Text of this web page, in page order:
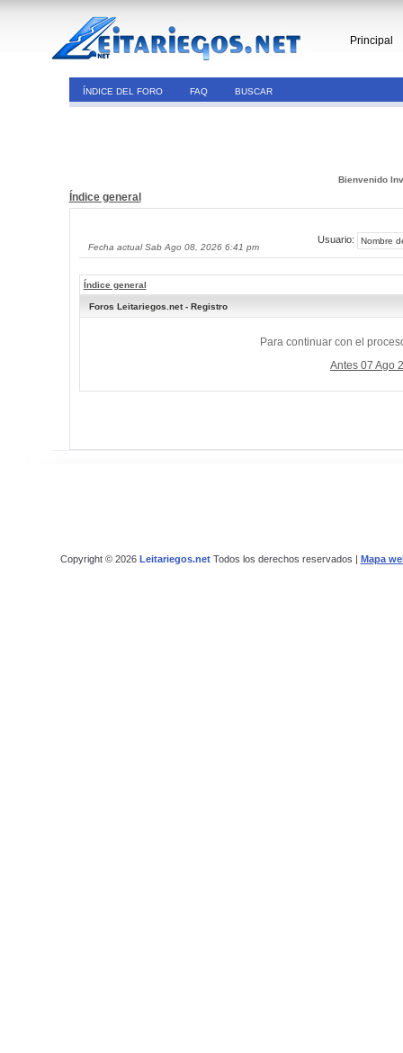
Principal
ÍNDICE DEL FORO FAQ BUSCAR
Bienvenido
Índice general
Fecha actual Sab Ago 08, 2026 6:41 pm
Usuario:
Índice general
Foros Leitariegos.net - Registro
Para continuar con el
Antes 07 Ago
Copyright © 2026 Leitariegos.netTodos los derechos reservados | Mapa